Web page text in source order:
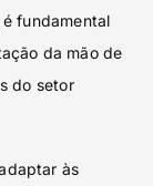
fundamental
da mão de
do setor
às